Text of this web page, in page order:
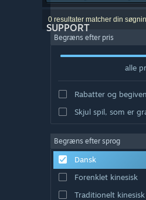
SUPPORT
0 resultater matcher din
Begræns efter pris
alle
Rabatter og
Skjul spil, som er
Begræns efter sprog
Dansk
Forenklet kinesisk
Traditionelt kinesisk